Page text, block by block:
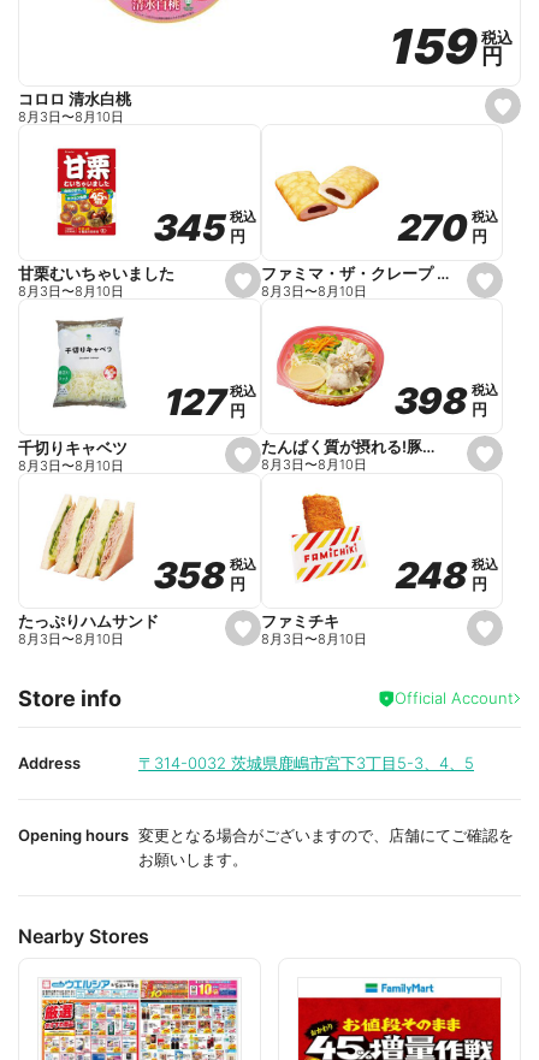
s
e
159
159税込
税込
円
円
コロロ 清水白桃
8月3日〜8月10日
s
e
o
r
i
e
345
345税込
税込
円
円
甘栗むいちゃいました
8月3日〜8月10日
s
e
o
r
i
e
270
270 税込
税込
円
円
ファミマ・ザ・クレープ 生チョコ
8月3日〜8月10日
s
e
o
r
i
e
127
127税込
税込
円
円
千切りキャベツ
8月3日〜8月10日
s
e
o
r
i
e
398
398 税込
税込
円
円
たんぱく質が摂れる!豚しゃぶのパスタサラダ
8月3日〜8月10日
s
e
i
t
358
358税込
税込
円
円
たっぷりハムサンド
8月3日〜8月10日
s
e
a
248
248 税込
税込
円
円
ファミチキ
8月3日〜8月10日
Store info Official Account
Address 〒314-0032 茨城県鹿嶋市宮下3丁目5-3、4、5
Opening hours 変更となる場合がございますので、店舗にてご確認を
お願いします。
Nearby Stores